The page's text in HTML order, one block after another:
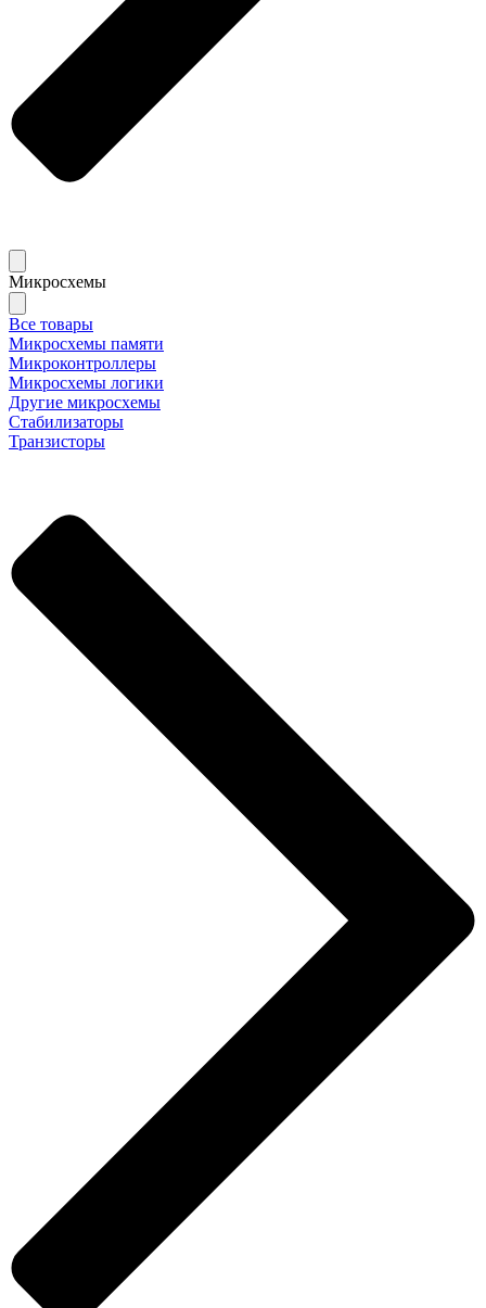
Микросхемы
Все товары
Микросхемы памяти
Микроконтроллеры
Микросхемы логики
Другие микросхемы
Стабилизаторы
Транзисторы